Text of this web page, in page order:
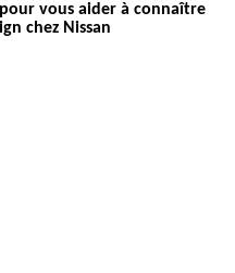
vous aider à connaître
chez Nissan